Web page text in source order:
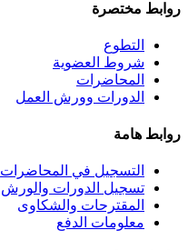
روابط مختصرة
التطوع
شروط العضوية
المحاضرات
الدورات وورش العمل
روابط هامة
التسجيل في المحاضرات
تسجيل الدورات والورش
المقترحات والشكاوى
معلومات الدفع